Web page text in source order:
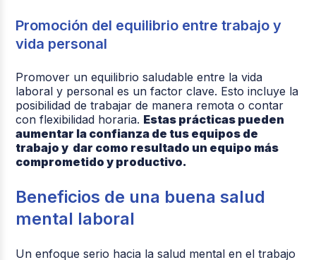
Promoción del equilibrio entre trabajo y
vida personal
Promover un equilibrio saludable entre la vida
laboral y personal es un factor clave. Esto incluye la
posibilidad de trabajar de manera remota o contar
con flexibilidad horaria. Estas prácticas pueden
aumentar la confianza de tus equipos de
trabajo y dar como resultado un equipo más
comprometido y productivo.
Beneficios de una buena salud
mental laboral
Un enfoque serio hacia la salud mental en el trabajo